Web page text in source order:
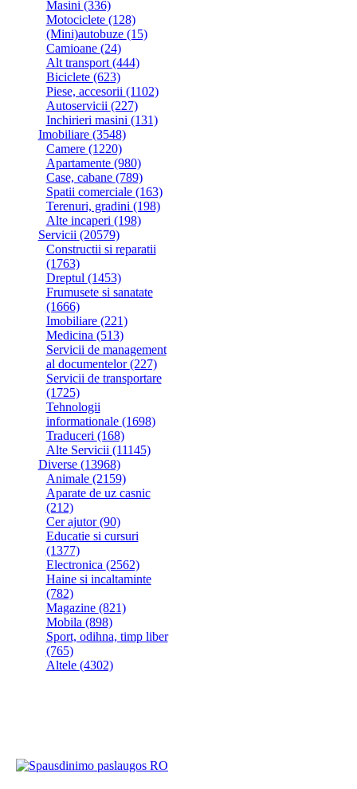
Masini (336)
Motociclete (128)
(Мini)аutobuze (15)
Camioane (24)
Alt transport (444)
Biciclete (623)
Piese, accesorii (1102)
Autoservicii (227)
Inchirieri masini (131)
Imobiliare (3548)
Camere (1220)
Apartamente (980)
Case, cabane (789)
Spatii comerciale (163)
Terenuri, gradini (198)
Alte incaperi (198)
Servicii (20579)
Constructii si reparatii
(1763)
Dreptul (1453)
Frumusete si sanatate
(1666)
Imobiliare (221)
Medicina (513)
Servicii de management
al documentelor(227)
Servicii de transportare
(1725)
Tehnologii
informationale (1698)
Traduceri (168)
Alte Servicii (11145)
Diverse (13968)
Animale (2159)
Aparate de uz casnic
(212)
Cer ajutor(90)
Educatie si cursuri
(1377)
Electronica (2562)
Haine si incaltaminte
(782)
Magazine (821)
Мobila (898)
Sport, odihna, timp liber
(765)
Altele (4302)